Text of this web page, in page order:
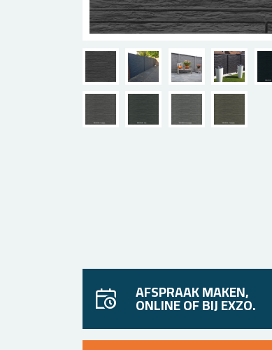
AFSPRAAK MAKEN,
ONLINE OF BIJ EXZO.